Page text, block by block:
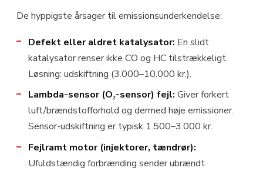
De hyppigste årsager til emissionsunderkendelse:
Defekt eller aldret katalysator: En slidt
katalysator renser ikke CO og HC tilstrækkeligt.
Løsning: udskiftning (3.000–10.000 kr.).
Lambda-sensor (O₂-sensor) fejl: Giver forkert
luft/brændstofforhold og dermed høje emissioner.
Sensor-udskiftning er typisk 1.500–3.000 kr.
Fejlramt motor (injektorer, tændrør):
Ufuldstændig forbrænding sender ubrændt